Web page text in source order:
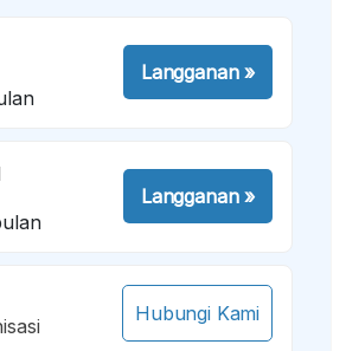
Langganan»
Langganan»
Hubungi Kami